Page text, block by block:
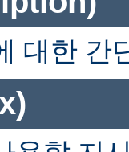
대한 간